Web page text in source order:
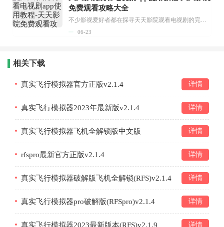
免费观看攻略大全
不少影视爱好者都在探寻天天影院观看电视剧的完整方法，结合最新平台使用规则，本篇新手入门攻略全面讲解观看渠道、检索流程、播放设置以及画面模式调整等实用内容。全文适配手机、电脑等主流设备，步骤简洁易懂，无论是初次使用的新手，还是想要优化观影体验的用户，都能参照内容快速上手，熟练掌握平台各项操作技巧，轻松畅享影视内容。...
06-23
相关下载
真实飞行模拟器官方正版v2.1.4 详情
真实飞行模拟器2023年最新版v2.1.4 详情
真实飞行模拟器飞机全解锁版中文版
详情
rfspro最新官方正版v2.1.4 详情
真实飞行模拟器破解版飞机全解锁(RFS)v2.1.4 详情
真实飞行模拟器pro破解版(RFSpro)v2.1.4 详情
真实飞行模拟器2023最新版本(RFS)v2.1.9 详情